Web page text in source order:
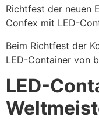
Richtfest der neuen
Confex mit LED-
Beim Richtfest der
LED-Container von
LED-